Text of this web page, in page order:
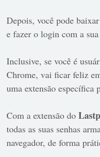
Depois, você pode
e fazer o login com a
Inclusive, se você é
Chrome, vai ficar feliz
uma extensão específica
Com a extensão do
todas as suas senhas
navegador, de forma